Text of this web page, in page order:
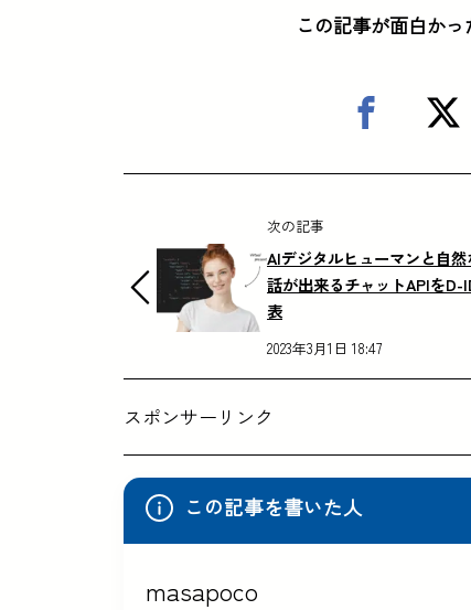
この記事が面白か
次の記事
AIデジタルヒューマンと自然
話が出来るチャットAPIをD-
表
2023年3月1日 18:47
スポンサーリンク
この記事を書いた人
masapoco